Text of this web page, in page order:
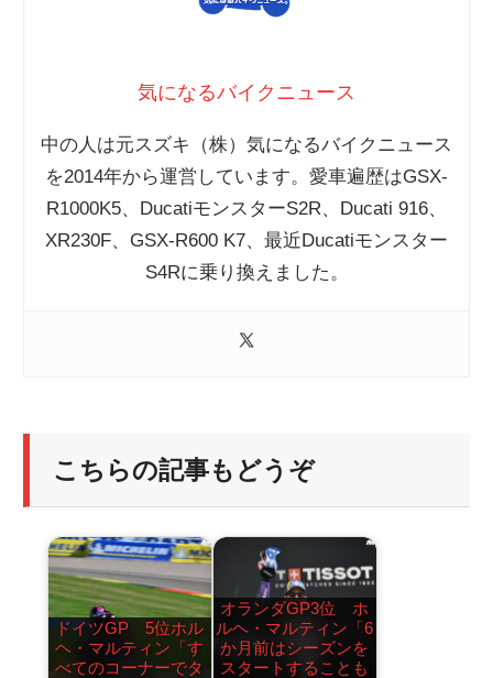
気になるバイクニュース
中の人は元スズキ（株）気になるバイクニュース
を2014年から運営しています。愛車遍歴はGSX-
R1000K5、DucatiモンスターS2R、Ducati 916、
XR230F、GSX-R600 K7、最近Ducatiモンスター
S4Rに乗り換えました。
こちらの記事もどうぞ
ドイツGP 5位ホル
ヘ・マルティン「す
べてのコーナーでタ
オランダGP3位 ホ
ルヘ・マルティン「6
か月前はシーズンを
スタートすることも